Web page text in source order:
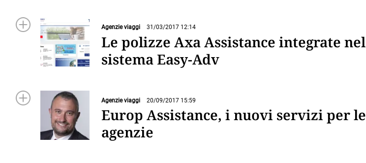
Agenzie viaggi 31/03/2017 12:14
Le polizze Axa Assistance integrate nel
sistema Easy-Adv
Agenzie viaggi 20/09/2017 15:59
Europ Assistance, i nuovi servizi per le
agenzie